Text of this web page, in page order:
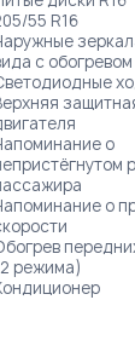
55 R16
с обогревом
о
о
режима)